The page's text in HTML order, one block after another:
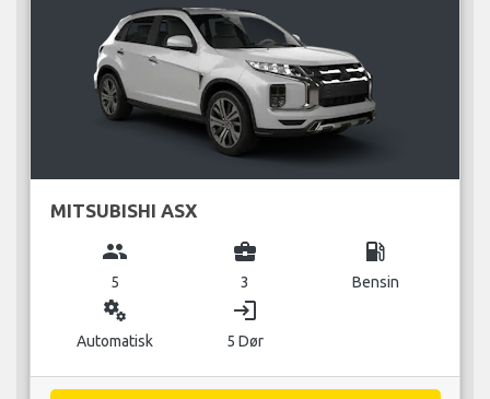
MITSUBISHI ASX
group
5
business_center
3
local_gas_station
Bensin
miscellaneous_services
Automatisk
login
5 Dør